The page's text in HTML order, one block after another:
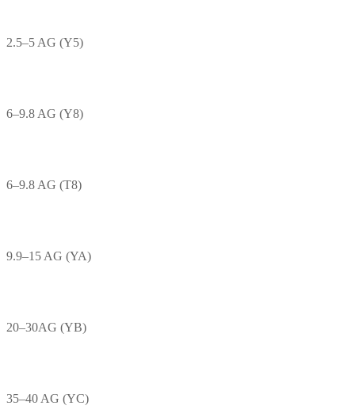
2.5–5 AG (Y5)
6–9.8 AG (Y8)
6–9.8 AG (T8)
9.9–15 AG (YA)
20–30AG (YB)
35–40 AG (YC)